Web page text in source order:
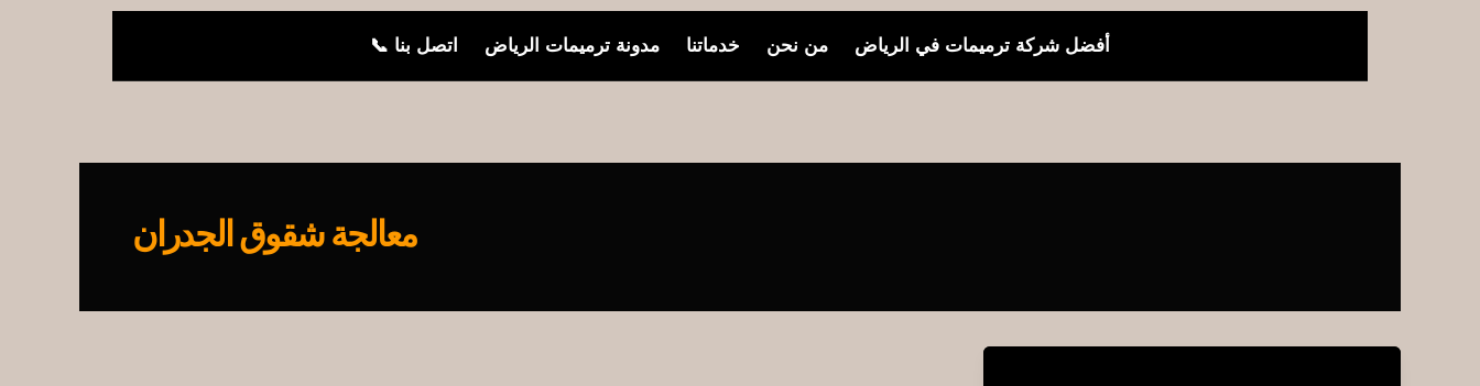
أفضل شركة ترميمات في الرياض من نحن خدماتنا مدونة ترميمات الرياض اتصل بنا 📞
معالجة شقوق الجدران